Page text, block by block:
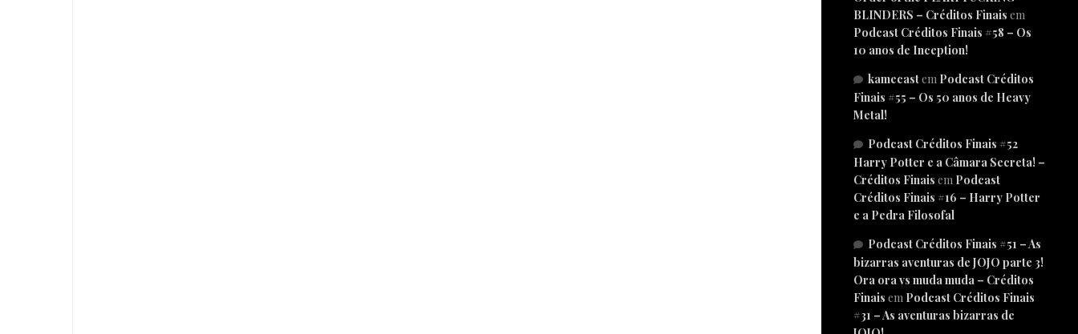
BLINDERS – Créditos Finais em
Podcast Créditos Finais #58 – Os
10 anos de Inception!
kamecastem Podcast Créditos
Finais #55 – Os 50 anos de Heavy
Metal!
Podcast Créditos Finais #52
Harry Potter e a Câmara Secreta! –
Créditos Finais em Podcast
Créditos Finais #16 – Harry Potter
e a Pedra Filosofal
Podcast Créditos Finais #51 – As
bizarras aventuras de JOJO parte 3!
Ora ora vs muda muda – Créditos
Finais em Podcast Créditos Finais
#31 – As aventuras bizarras de